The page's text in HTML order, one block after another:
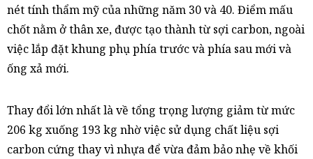
nét tính thẩm mỹ của những năm 30 và 40. Điểm mấu
chốt nằm ở thân xe, được tạo thành từ sợi carbon, ngoài
việc lắp đặt khung phụ phía trước và phía sau mới và
ống xả mới.
Thay đổi lớn nhất là về tổng trọng lượng giảm từ mức
206 kg xuống 193 kg nhờ việc sử dụng chất liệu sợi
carbon cứng thay vì nhựa để vừa đảm bảo nhẹ về khối